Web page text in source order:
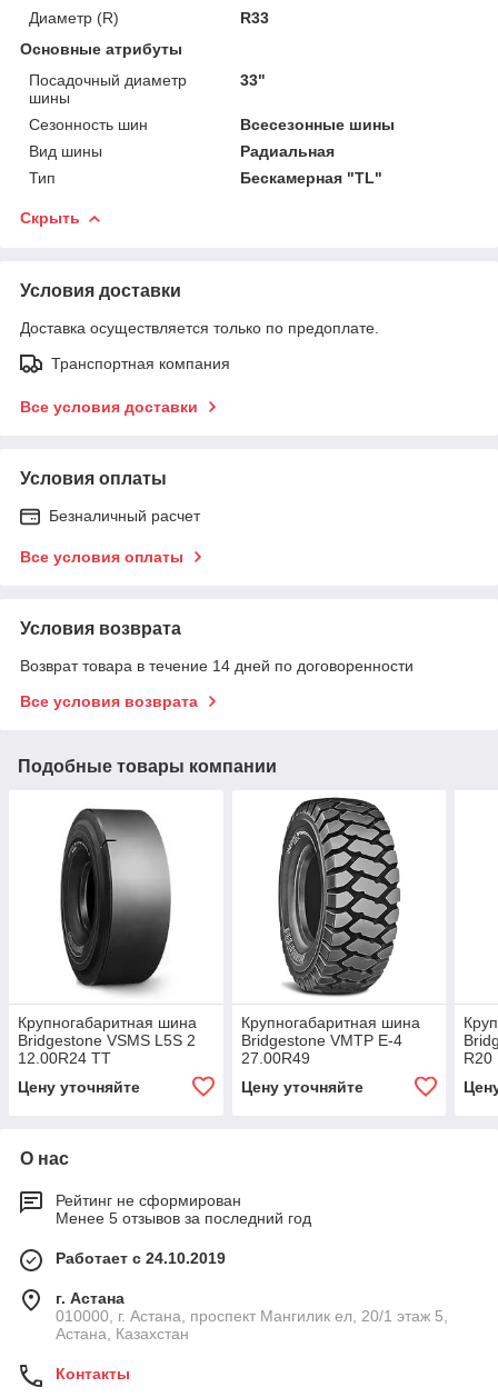
Диаметр (R)
R33
Основные атрибуты
Посадочный диаметр
шины
33"
Сезонность шин
Всесезонные шины
Вид шины
Радиальная
Тип
Бескамерная "TL"
Скрыть
Условия доставки
Доставка осуществляется только по предоплате.
Транспортная компания
Все условия доставки
Условия оплаты
Безналичный расчет
Все условия оплаты
Условия возврата
Возврат товара в течение 14 дней по договоренности
Все условия возврата
Подобные товары компании
Крупногабаритная шина
Bridgestone VSMS L5S 2
12.00R24 TT
Цену уточняйте
Крупногабаритная шина
Bridgestone VMTP E-4
27.00R49
Цену уточняйте
R20
О нас
Рейтинг не сформирован
Менее 5 отзывов за последний год
Работает с 24.10.2019
г. Астана
010000, г. Астана, проспект Мангилик ел, 20/1 этаж 5,
Астана, Казахстан
Контакты